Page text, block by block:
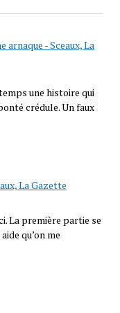
arnaque - Sceaux, La
une histoire qui
crédule. Un faux
La Gazette
La première partie se
qu’on me